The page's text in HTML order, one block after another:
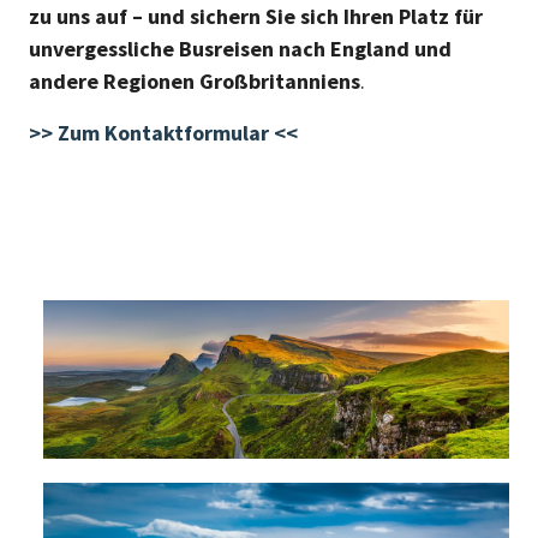
zu uns auf – und sichern Sie sich Ihren Platz für
unvergessliche Busreisen nach England und
andere Regionen Großbritanniens.
>> Zum Kontaktformular <<